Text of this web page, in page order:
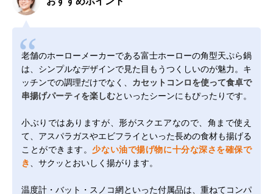
老舗のホーローメーカーである富士ホーローの角型天ぷら鍋
は、シンプルなデザインで見た目もうつくしいのが魅力。キ
ッチンでの調理だけでなく、 カセットコンロを使って食卓で
串揚げパーティを楽しむといったシーンにもぴったりです。
小ぶりではありますが、形がスクエアなので、角まで使え
て、アスパラガスやエビフライといった長めの食材も揚げる
ことができます。少ない油で揚げ物に十分な深さを確保で
き
、サクッとおいしく揚がります。
温度計・バット・スノコ網といった付属品は、重ねてコンパ